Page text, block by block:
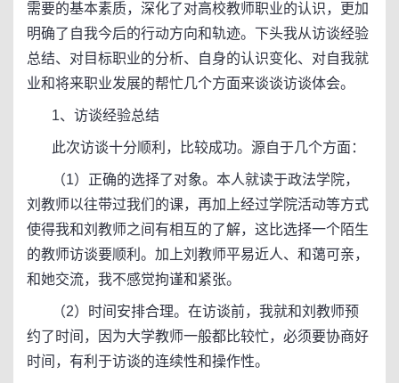
需要的基本素质，深化了对高校教师职业的认识，更加
明确了自我今后的行动方向和轨迹。下头我从访谈经验
总结、对目标职业的分析、自身的认识变化、对自我就
业和将来职业发展的帮忙几个方面来谈谈访谈体会。
1、访谈经验总结
此次访谈十分顺利，比较成功。源自于几个方面：
（1）正确的选择了对象。本人就读于政法学院，
刘教师以往带过我们的课，再加上经过学院活动等方式
使得我和刘教师之间有相互的了解，这比选择一个陌生
的教师访谈要顺利。加上刘教师平易近人、和蔼可亲，
和她交流，我不感觉拘谨和紧张。
（2）时间安排合理。在访谈前，我就和刘教师预
约了时间，因为大学教师一般都比较忙，必须要协商好
时间，有利于访谈的连续性和操作性。